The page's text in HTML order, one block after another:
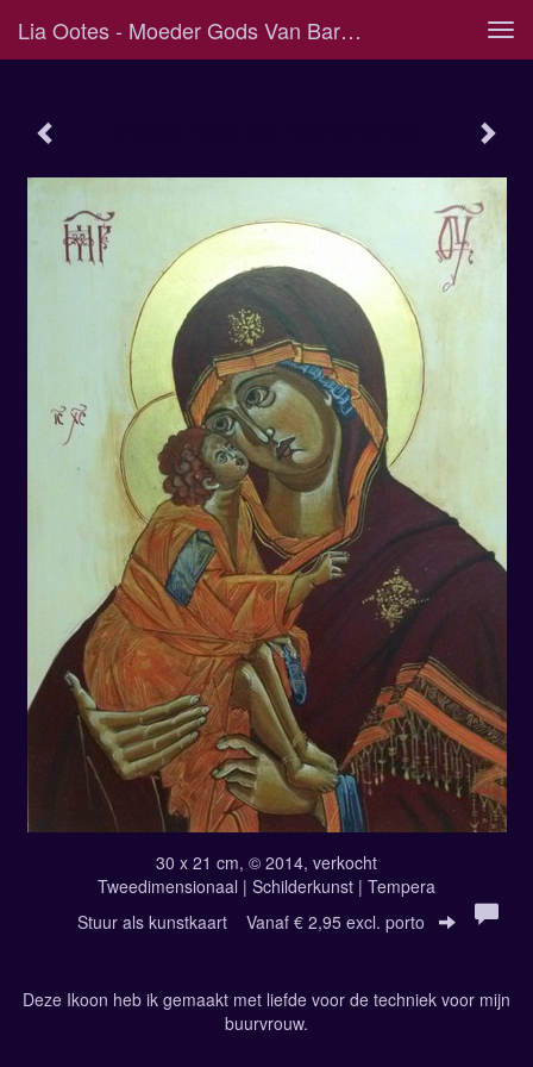
Lia Ootes - Moeder Gods Van Barmartigheid
30 x 21 cm, © 2014, verkocht
Tweedimensionaal | Schilderkunst | Tempera
Stuur als kunstkaart Vanaf € 2,95 excl. porto
Deze Ikoon heb ik gemaakt met liefde voor de techniek voor mijn
buurvrouw.